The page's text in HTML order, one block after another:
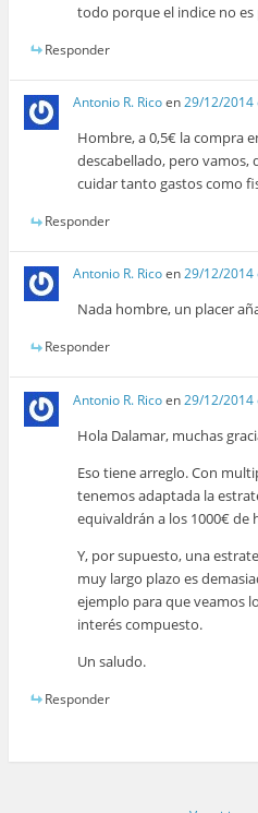
todo porque el indice no
Responder
Antonio R. Ricoen29/12/2014
Hombre, a 0,5€ la compra
descabellado, pero vamos,
cuidar tanto gastos como
Responder
Antonio R. Ricoen29/12/2014
Nada hombre, un placer
Responder
Antonio R. Ricoen29/12/2014
Hola Dalamar, muchas
Eso tiene arreglo. Con
tenemos adaptada la
equivaldrán a los 1000€ de
Y, por supuesto, una
muy largo plazo es
ejemplo para que veamos
interés compuesto.
Un saludo.
Responder